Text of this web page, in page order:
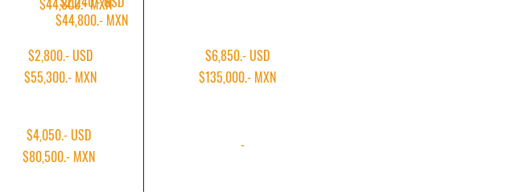
$4,050.- USD
$80,500.- MXN​
-
$44,800.- MXN
$44,800.- MXN
$2,800.- USD
$55,300.- MXN
$6,850.- USD
$135,000.- MXN